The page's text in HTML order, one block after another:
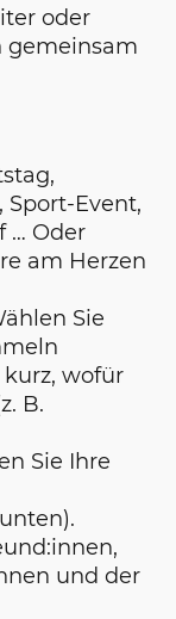
oder
gemeinsam
Event,
… Oder
am Herzen
Sie
wofür
B.
Sie Ihre
und der